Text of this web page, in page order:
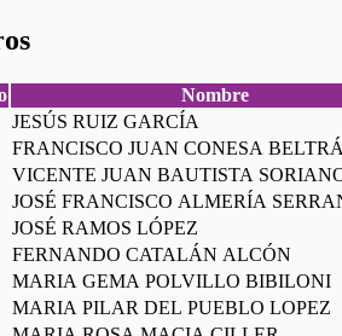
Nombre
JESÚS RUIZ GARCÍA
FRANCISCO JUAN CONESA
VICENTE JUAN BAUTISTA
JOSÉ FRANCISCO ALMERÍA
JOSÉ RAMOS LÓPEZ
FERNANDO CATALÁN ALCÓN
MARIA GEMA POLVILLO BIBILONI
MARIA PILAR DEL PUEBLO LOPEZ